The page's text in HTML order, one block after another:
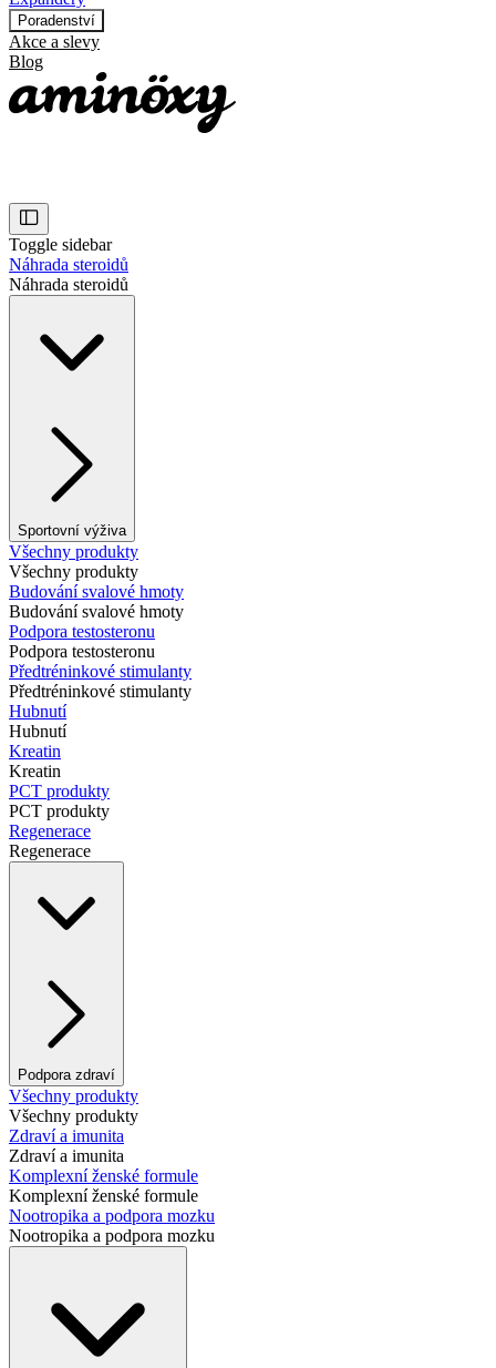
Poradenství
Akce a slevy
Blog
Toggle sidebar
Náhrada steroidů
Náhrada steroidů
Sportovní výživa
Všechny produkty
Všechny produkty
Budování svalové hmoty
Budování svalové hmoty
Podpora testosteronu
Podpora testosteronu
Předtréninkové stimulanty
Předtréninkové stimulanty
Hubnutí
Hubnutí
Kreatin
Kreatin
PCT produkty
PCT produkty
Regenerace
Regenerace
Podpora zdraví
Všechny produkty
Všechny produkty
Zdraví a imunita
Zdraví a imunita
Komplexní ženské formule
Komplexní ženské formule
Nootropika a podpora mozku
Nootropika a podpora mozku